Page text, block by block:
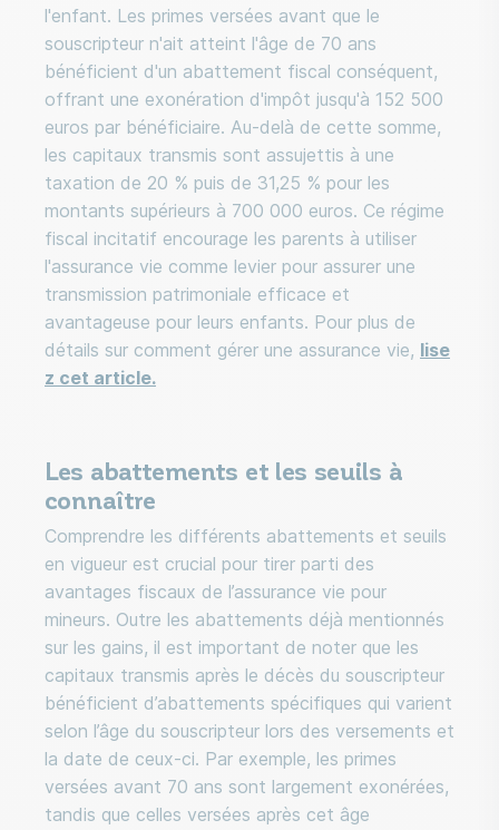
l'enfant. Les primes versées avant que le
souscripteur n'ait atteint l'âge de 70 ans
bénéficient d'un abattement fiscal conséquent,
offrant une exonération d'impôt jusqu'à 152 500
euros par bénéficiaire. Au-delà de cette somme,
les capitaux transmis sont assujettis à une
taxation de 20 % puis de 31,25 % pour les
montants supérieurs à 700 000 euros. Ce régime
fiscal incitatif encourage les parents à utiliser
l'assurance vie comme levier pour assurer une
transmission patrimoniale efficace et
avantageuse pour leurs enfants. Pour plus de
détails sur comment gérer une assurance vie, lise
z cet article.
Les abattements et les seuils à
connaître
Comprendre les différents abattements et seuils
en vigueur est crucial pour tirer parti des
avantages fiscaux de l’assurance vie pour
mineurs. Outre les abattements déjà mentionnés
sur les gains, il est important de noter que les
capitaux transmis après le décès du souscripteur
bénéficient d’abattements spécifiques qui varient
selon l’âge du souscripteur lors des versements et
la date de ceux-ci. Par exemple, les primes
versées avant 70 ans sont largement exonérées,
tandis que celles versées après cet âge